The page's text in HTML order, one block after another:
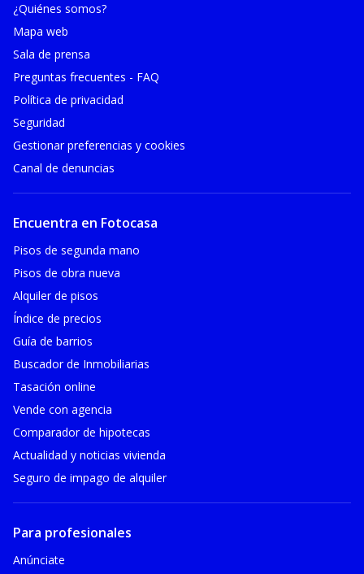
¿Quiénes somos?
Mapa web
Sala de prensa
Preguntas frecuentes - FAQ
Política de privacidad
Seguridad
Gestionar preferencias y cookies
Canal de denuncias
Encuentra en Fotocasa
Pisos de segunda mano
Pisos de obra nueva
Alquiler de pisos
Índice de precios
Guía de barrios
Buscador de Inmobiliarias
Tasación online
Vende con agencia
Comparador de hipotecas
Actualidad y noticias vivienda
Seguro de impago de alquiler
Para profesionales
Anúnciate